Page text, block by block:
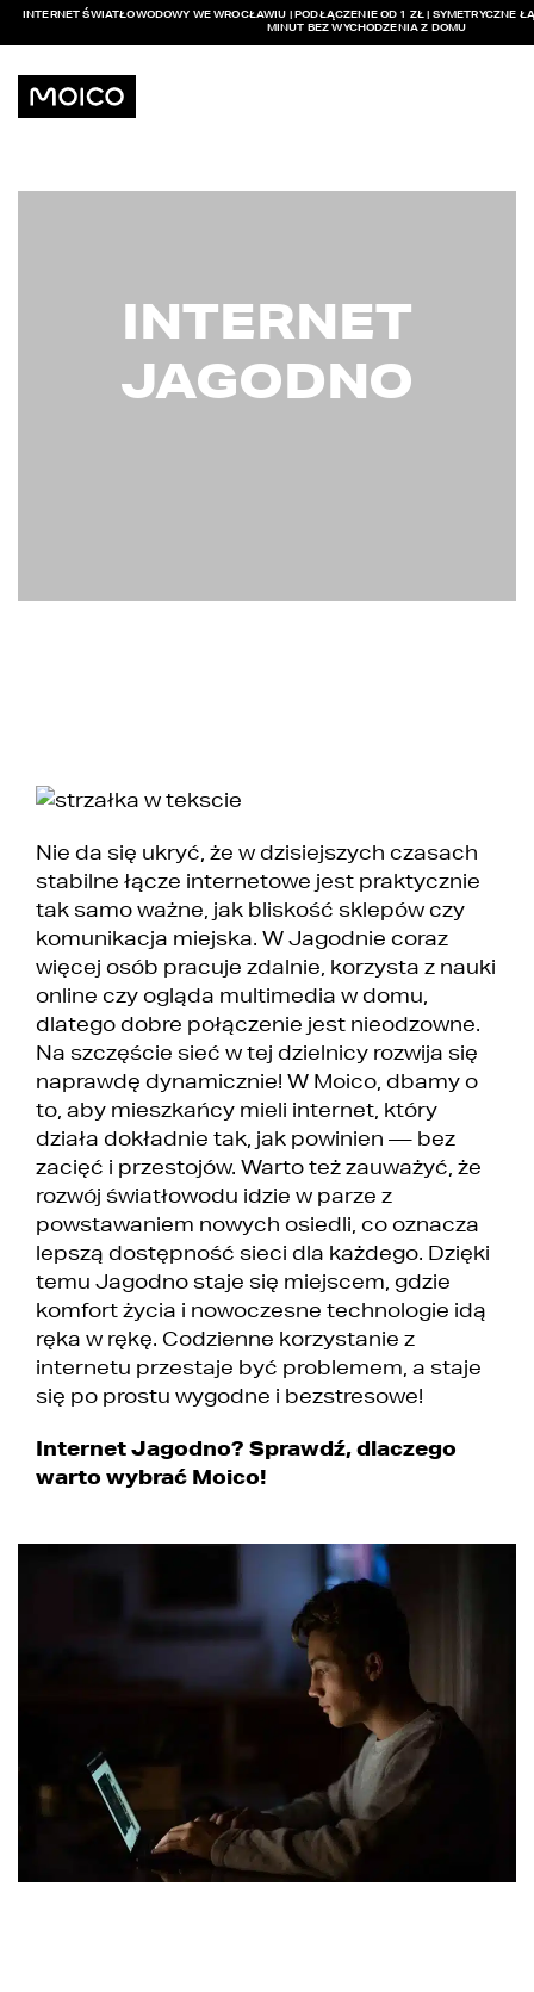
INTERNET ŚWIATŁOWODOWY WE WROCŁAWIU | PODŁĄCZENIE OD 1 ZŁ | SYMETRYCZNE
MINUT BEZ WYCHODZENIA Z DOMU
INTERNET
JAGODNO
Nie da się ukryć, że w dzisiejszych czasach
stabilne łącze internetowe jest praktycznie
tak samo ważne, jak bliskość sklepów czy
komunikacja miejska. W Jagodnie coraz
więcej osób pracuje zdalnie, korzysta z nauki
online czy ogląda multimedia w domu,
dlatego dobre połączenie jest nieodzowne.
Na szczęście sieć w tej dzielnicy rozwija się
naprawdę dynamicznie! W Moico, dbamy o
to, aby mieszkańcy mieli internet, który
działa dokładnie tak, jak powinien — bez
zacięć i przestojów. Warto też zauważyć, że
rozwój światłowodu idzie w parze z
powstawaniem nowych osiedli, co oznacza
lepszą dostępność sieci dla każdego. Dzięki
temu Jagodno staje się miejscem, gdzie
komfort życia i nowoczesne technologie idą
ręka w rękę. Codzienne korzystanie z
internetu przestaje być problemem, a staje
się po prostu wygodne i bezstresowe!
Internet Jagodno? Sprawdź, dlaczego
warto wybrać Moico!